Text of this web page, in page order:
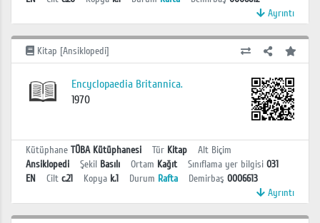
Ayrıntı
Kitap [Ansiklopedi]
Encyclopaedia Britannica.
1970
Kütüphane TÜBA Kütüphanesi Tür Kitap
Alt Biçim
Ansiklopedi
Şekil Basılı Ortam Kağıt Sınıflama yer bilgisi 031
EN
Cilt c.21 Kopya k.1 Durum Rafta Demirbaş 0006613
Ayrıntı